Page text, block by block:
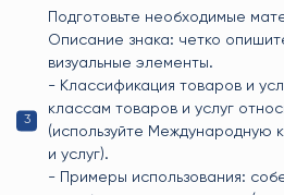
Подготовьте необходимые
Описание знака: четко
визуальные элементы.
- Классификация товаров и
классам товаров и услуг
(используйте Международную
и услуг).
- Примеры использования: